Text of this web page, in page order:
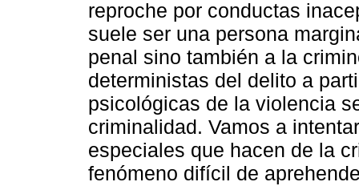
reproche por conductas
suele ser una persona
penal sino también a la
deterministas del delito a
psicológicas de la violencia
criminalidad. Vamos a
especiales que hacen de la
fenómeno difícil de